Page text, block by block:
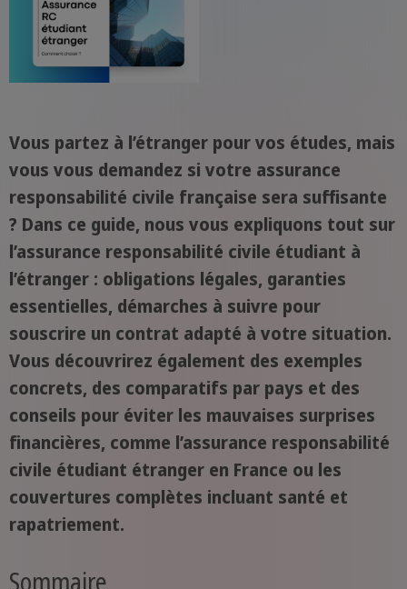
Vous partez à l’étranger pour vos études, mais
vous vous demandez si votre assurance
responsabilité civile française sera suffisante
? Dans ce guide, nous vous expliquons tout sur
l’assurance responsabilité civile étudiant à
l’étranger : obligations légales, garanties
essentielles, démarches à suivre pour
souscrire un contrat adapté à votre situation.
Vous découvrirez également des exemples
concrets, des comparatifs par pays et des
conseils pour éviter les mauvaises surprises
financières, comme l’assurance responsabilité
civile étudiant étranger en France ou les
couvertures complètes incluant santé et
rapatriement.
Sommaire